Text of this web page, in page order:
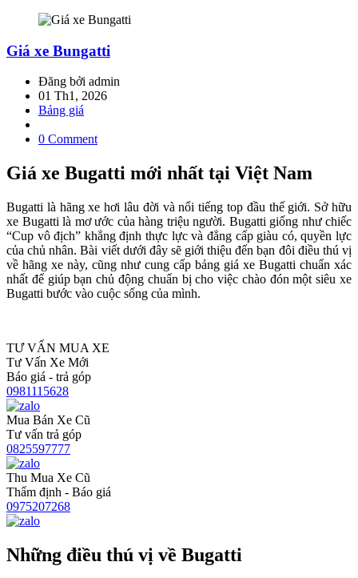
Giá xe Bungatti
Đăng bởi admin
01 Th1, 2026
Bảng giá
0 Comment
Giá xe Bugatti mới nhất tại Việt Nam
Bugatti là hãng xe hơi lâu đời và nổi tiếng top đầu thế giới. Sở hữu
xe Bugatti là mơ ước của hàng triệu người. Bugatti giống như chiếc
“Cup vô địch” khẳng định thực lực và đẳng cấp giàu có, quyền lực
của chủ nhân. Bài viết dưới đây sẽ giới thiệu đến bạn đôi điều thú vị
về hãng xe này, cũng như cung cấp bảng giá xe Bugatti chuẩn xác
nhất để giúp bạn chủ động chuẩn bị cho việc chào đón một siêu xe
Bugatti bước vào cuộc sống của mình.
TƯ VẤN MUA XE
Tư Vấn Xe Mới
Báo giá - trả góp
0981115628
Mua Bán Xe Cũ
Tư vấn trả góp
0825597777
Thu Mua Xe Cũ
Thẩm định - Báo giá
0975207268
Những điều thú vị về Bugatti